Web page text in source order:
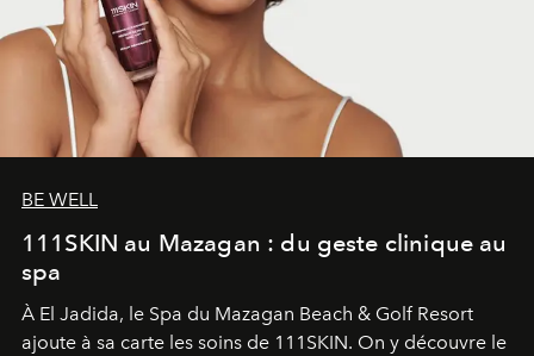
BE WELL
111SKIN au Mazagan : du geste clinique au
spa
À El Jadida, le Spa du Mazagan Beach & Golf Resort
ajoute à sa carte les soins de 111SKIN. On y découvre le